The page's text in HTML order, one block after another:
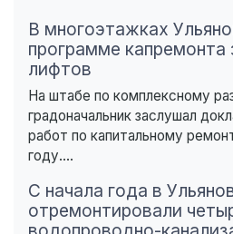
В многоэтажках
программе капремонта
лифтов
На штабе по комплексному
градоначальник заслушал
работ по капитальному
году....
С начала года в
отремонтировали